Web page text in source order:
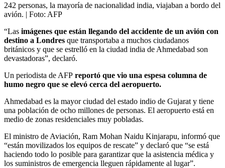
242 personas, la mayoría de nacionalidad india, viajaban a bordo del
avión. | Foto: AFP
“Las imágenes que están llegando del accidente de un avión con
destino a Londres que transportaba a muchos ciudadanos
británicos y que se estrelló en la ciudad india de Ahmedabad son
devastadoras”, declaró.
Un periodista de AFP reportó que vio una espesa columna de
humo negro que se elevó cerca del aeropuerto.
Ahmedabad es la mayor ciudad del estado indio de Gujarat y tiene
una población de ocho millones de personas. El aeropuerto está en
medio de zonas residenciales muy pobladas.
El ministro de Aviación, Ram Mohan Naidu Kinjarapu, informó que
“están movilizados los equipos de rescate” y declaró que “se está
haciendo todo lo posible para garantizar que la asistencia médica y
los suministros de emergencia lleguen rápidamente al lugar”.